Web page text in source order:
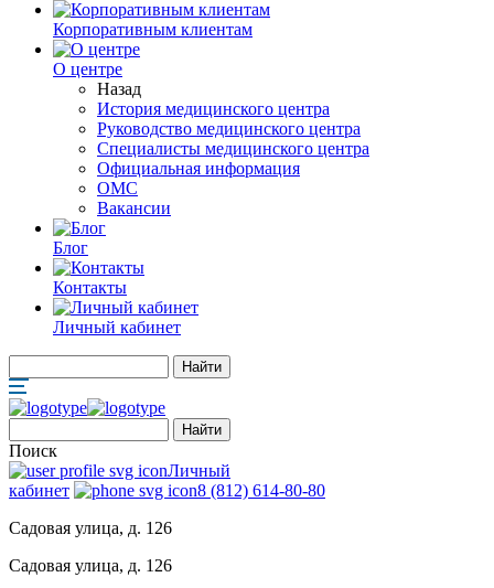
Корпоративным клиентам
О центре
Назад
История медицинского центра
Руководство медицинского центра
Специалисты медицинского центра
Официальная информация
ОМС
Вакансии
Блог
Контакты
Личный кабинет
Поиск
Личный
кабинет
8 (812) 614-80-80
Садовая улица, д. 126
Садовая улица, д. 126